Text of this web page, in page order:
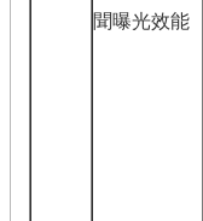
聞曝光效能